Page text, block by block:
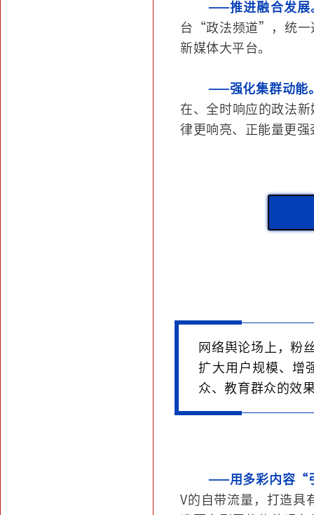
——推进融合发展
台“政法频道”，统一
新媒体大平台。
——强化集群动能
在、全时响应的政法
律更响亮、正能量更强
网络舆论场上，粉
扩大用户规模、增
众、教育群众的效
——用多彩内容“
V的自带流量，打造